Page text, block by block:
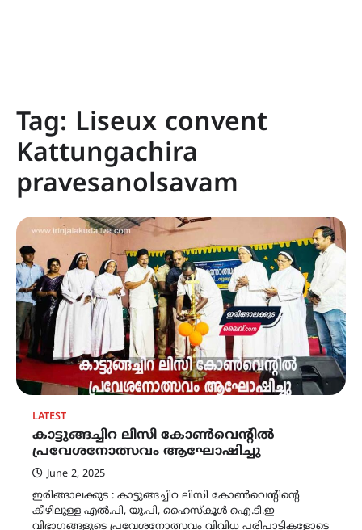
Tag: Liseux convent
Kattungachira
pravesanolsavam
LATEST
കാട്ടുങ്ങച്ചിറ ലിസി കോൺവെന്റിൽ
പ്രവേശനോത്സവം ആഘോഷിച്ചു
June 2, 2025
ഇരിങ്ങാലക്കുട : കാട്ടുങ്ങച്ചിറ ലിസി കോൺവെന്റിന്റെ
കീഴിലുള്ള എൽ.പി, യു.പി, ഹൈസ്കൂൾ ഐ.ടി.ഇ
വിഭാഗങ്ങളുടെ പ്രവേശനോത്സവം വിവിധ പരിപാടികളോടെ